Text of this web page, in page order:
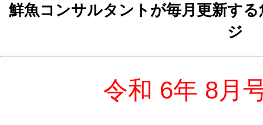
鮮魚コンサルタントが毎月更新す
ジ
令和 6年 8